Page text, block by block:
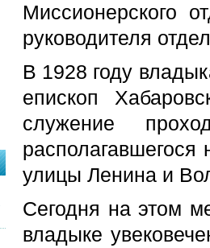
Миссионерского
руководителя
В 1928 году
епископ
служение
улицы Ленина и
Сегодня на этом
владыке